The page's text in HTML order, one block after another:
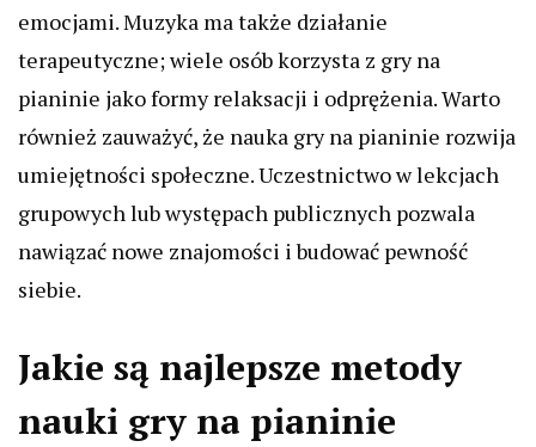
emocjami. Muzyka ma także działanie
terapeutyczne; wiele osób korzysta z gry na
pianinie jako formy relaksacji i odprężenia. Warto
również zauważyć, że nauka gry na pianinie rozwija
umiejętności społeczne. Uczestnictwo w lekcjach
grupowych lub występach publicznych pozwala
nawiązać nowe znajomości i budować pewność
siebie.
Jakie są najlepsze metody
nauki gry na pianinie